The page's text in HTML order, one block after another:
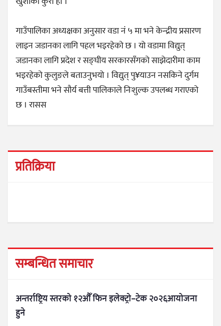
गाउँपालिका अध्यक्षका अनुसार वडा नं ५ मा भने केन्द्रीय प्रसारण
लाइन जडानका लागि पहल भइरहेको छ । यो वडामा विद्युत्
जडानका लागि प्रदेश र सङ्घीय सरकारसँगको साझेदारीमा काम
भइरहेको कुलुङले बताउनुभयो । विद्युत् पु¥याउन नसकिने दुर्गम
गाउँबस्तीमा भने सौर्य बत्ती पालिकाले निःशुल्क उपलब्ध गराएको
छ । रासस
प्रतिक्रिया
सम्बन्धित समाचार
अन्तर्राष्ट्रिय स्तरको १२औँ फिन इलेक्ट्रो–टेक २०२६आयोजना
हुने